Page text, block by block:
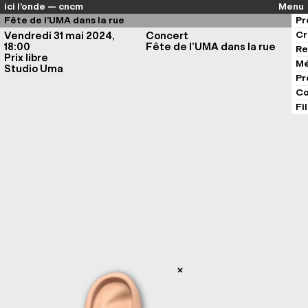
ici l’onde — cncm
Menu
Fête de l’UMA dans la rue
Vendredi 31 mai 2024,
18:00
Prix libre
Studio Uma
Concert
Fête de l’UMA dans la rue